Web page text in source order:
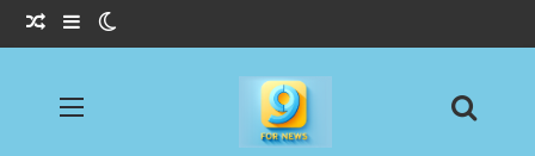
Willekeurig Artikel
Sidebar